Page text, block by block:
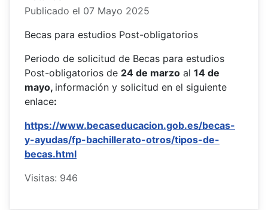
Publicado el 07 Mayo 2025
Becas para estudios Post-obligatorios
Periodo de solicitud de Becas para estudios
Post-obligatorios de 24 de marzo al 14 de
mayo, información y solicitud en el siguiente
enlace:
https://www.becaseducacion.gob.es/becas-
y-ayudas/fp-bachillerato-otros/tipos-de-
becas.html
Visitas: 946